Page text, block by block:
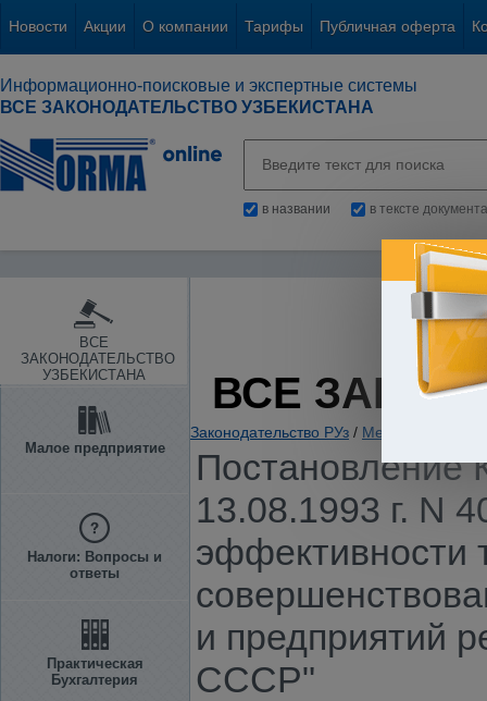
Новости Акции О компании Тарифы Публичная оферта
Информационно-поисковые и экспертные системы
ВСЕ ЗАКОНОДАТЕЛЬСТВО УЗБЕКИСТАНА
в названии в тексте документа
ВСЕ
ЗАКОНОДАТЕЛЬСТВО
УЗБЕКИСТАНА
Малое предприятие
Налоги: Вопросы и
ответы
Практическая
Бухгалтерия
ВСЕ
Законодательство РУз / Международные
Постановление
13.08.1993 г. N
эффективности
и предприятий
СССР"